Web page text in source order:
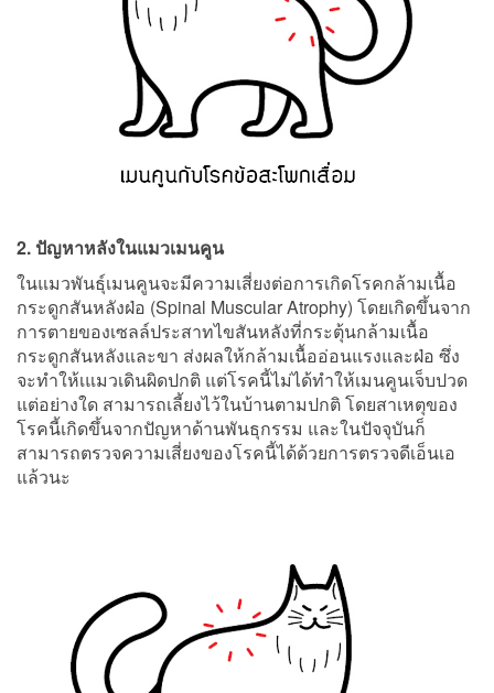
2. ปัญหาหลังในแมวเมนคูน
ในแมวพันธุ์เมนคูนจะมีความเสี่ยงต่อการเกิดโรคกล้ามเนื้อ
กระดูกสันหลังฝ่อ (Spinal Muscular Atrophy) โดยเกิดขึ้นจาก
การตายของเซลล์ประสาทไขสันหลังที่กระตุ้นกล้ามเนื้อ
กระดูกสันหลังและขา ส่งผลให้กล้ามเนื้ออ่อนแรงและฝ่อ ซึ่ง
จะทำให้เแมวเดินผิดปกติ แต่โรคนี้ไม่ได้ทำให้เมนคูนเจ็บปวด
แต่อย่างใด สามารถเลี้ยงไว้ในบ้านตามปกติ โดยสาเหตุของ
โรคนี้เกิดขึ้นจากปัญหาด้านพันธุกรรม และในปัจจุบันก็
สามารถตรวจความเสี่ยงของโรคนี้ได้ด้วยการตรวจดีเอ็นเอ
แล้วนะ